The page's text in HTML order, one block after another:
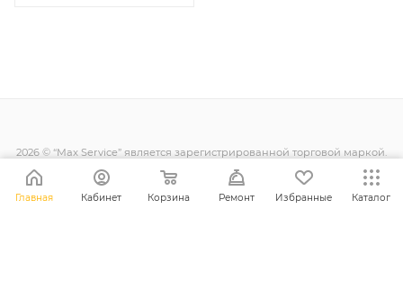
2026 © “Max Service” является зарегистрированной торговой маркой.
Все права защищены.
Главная Кабинет Корзина Ремонт Избранные Каталог